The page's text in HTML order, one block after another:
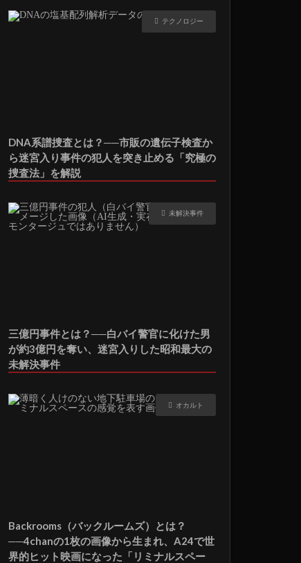
テクノロジー
DNA系譜捜査とは？──市販の遺伝子検査か
ら迷宮入り事件の犯人を突き止める「究極の
捜査法」を解説
未解決事件
三億円事件とは？──白バイ警官に化けた男
が約3億円を奪い、迷宮入りした昭和最大の
未解決事件
オカルト
Backrooms（バックルームズ）とは？
──4chanの1枚の画像から生まれ、A24で世
界的ヒット映画になった「リミナルスペー